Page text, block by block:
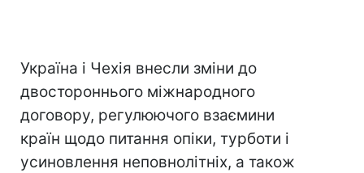
Україна і Чехія внесли зміни до
двостороннього міжнародного
договору, регулюючого взаємини
країн щодо питання опіки, турботи і
усиновлення неповнолітніх, а також